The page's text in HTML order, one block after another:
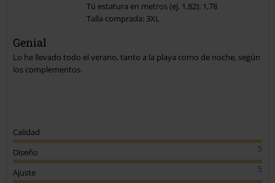
Enviar comentario
Tú estatura en metros (ej. 1,82): 1,78
Talla comprada: 3XL
Genial
Lo he llevado todo el verano, tanto a la playa como de noche, según
los complementos.
Calidad
5
Diseño
5
Ajuste